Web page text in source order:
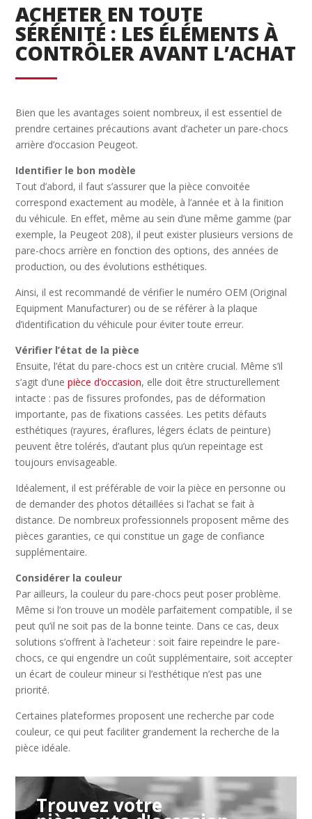
ACHETER EN TOUTE
SÉRÉNITÉ : LES ÉLÉMENTS À
CONTRÔLER AVANT L’ACHAT
Bien que les avantages soient nombreux, il est essentiel de
prendre certaines précautions avant d’acheter un pare-chocs
arrière d’occasion Peugeot.
Identifier le bon modèle
Tout d’abord, il faut s’assurer que la pièce convoitée
correspond exactement au modèle, à l’année et à la finition
du véhicule. En effet, même au sein d’une même gamme (par
exemple, la Peugeot 208), il peut exister plusieurs versions de
pare-chocs arrière en fonction des options, des années de
production, ou des évolutions esthétiques.
Ainsi, il est recommandé de vérifier le numéro OEM (Original
Equipment Manufacturer) ou de se référer à la plaque
d’identification du véhicule pour éviter toute erreur.
Vérifier l’état de la pièce
Ensuite, l’état du pare-chocs est un critère crucial. Même s’il
s’agit d’unepièce d’occasion, elle doit être structurellement
intacte : pas de fissures profondes, pas de déformation
importante, pas de fixations cassées. Les petits défauts
esthétiques (rayures, éraflures, légers éclats de peinture)
peuvent être tolérés, d’autant plus qu’un repeintage est
toujours envisageable.
Idéalement, il est préférable de voir la pièce en personne ou
de demander des photos détaillées si l’achat se fait à
distance. De nombreux professionnels proposent même des
pièces garanties, ce qui constitue un gage de confiance
supplémentaire.
Considérer la couleur
Par ailleurs, la couleur du pare-chocs peut poser problème.
Même si l’on trouve un modèle parfaitement compatible, il se
peut qu’il ne soit pas de la bonne teinte. Dans ce cas, deux
solutions s’offrent à l’acheteur : soit faire repeindre le pare-
chocs, ce qui engendre un coût supplémentaire, soit accepter
un écart de couleur mineur si l’esthétique n’est pas une
priorité.
Certaines plateformes proposent une recherche par code
couleur, ce qui peut faciliter grandement la recherche de la
pièce idéale.
Trouvez votre